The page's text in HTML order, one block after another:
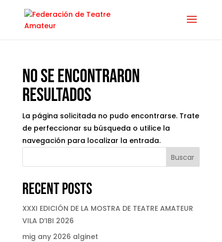
No se encontraron
resultados
La página solicitada no pudo encontrarse. Trate
de perfeccionar su búsqueda o utilice la
navegación para localizar la entrada.
Buscar
Recent Posts
XXXI EDICIÓN DE LA MOSTRA DE TEATRE AMATEUR
VILA D’IBI 2026
mig any 2026 alginet